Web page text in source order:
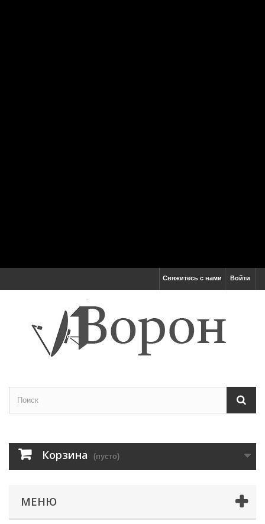
Войти
Свяжитесь с нами
Корзина (пусто)
МЕНЮ